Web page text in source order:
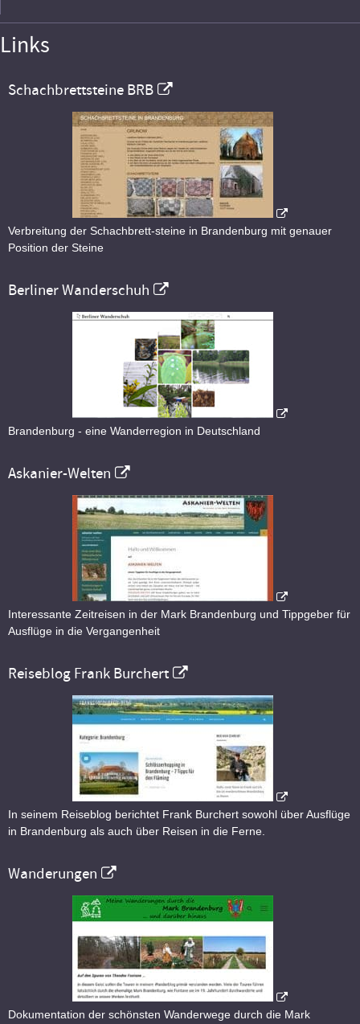
Links
Schachbrettsteine BRB
Verbreitung der Schachbrett-steine in Brandenburg mit genauer
Position der Steine
Berliner Wanderschuh
Brandenburg - eine Wanderregion in Deutschland
Askanier-Welten
Interessante Zeitreisen in der Mark Brandenburg und Tippgeber für
Ausflüge in die Vergangenheit
Reiseblog Frank Burchert
In seinem Reiseblog berichtet Frank Burchert sowohl über Ausflüge
in Brandenburg als auch über Reisen in die Ferne.
Wanderungen
Dokumentation der schönsten Wanderwege durch die Mark